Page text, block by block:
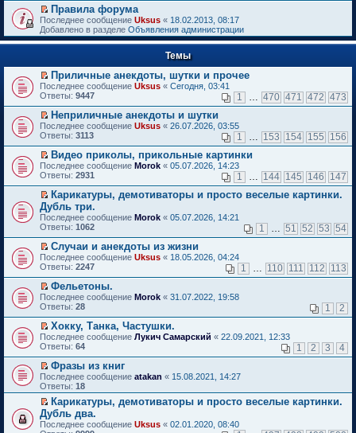
й
т
и
к
п
в
о
м
у
н
е
п
р
о
ч
и
т
а
н
н
о
м
у
с
о
о
щ
н
и
ю
П
е
р
е
т
и
к
п
р
в
о
м
у
н
е
п
р
о
ч
и
т
а
н
н
о
м
у
с
о
б
щ
е
н
и
ю
Правила форума
Последнее сообщение Uksus « 18.02.2013, 08:17
Добавлено в разделе Объявления администрации
Темы
П
е
е
й
т
и
к
п
е
р
в
о
м
у
н
е
п
р
о
и
т
а
н
н
о
м
у
с
о
о
б
щ
е
н
и
Приличные анекдоты, шутки и прочее
Последнее сообщение Uksus « Сегодня, 03:41
Ответы: 9447 1 470 471 472 473
П
е
е
й
т
и
к
п
е
р
в
о
м
у
н
е
п
р
о
и
т
а
н
н
о
м
у
с
о
о
б
Неприличные анекдоты и шутки
Последнее сообщение Uksus « 26.07.2026, 03:55
Ответы: 3113 1 153 154 155 156
П
е
е
й
т
и
к
п
е
р
в
о
м
у
н
е
п
р
о
и
т
а
н
н
о
м
у
Видео приколы, прикольные картинки
Последнее сообщение Morok « 05.07.2026, 14:23
Ответы: 2931 1 144 145 146 147
П
е
р
е
й
т
и
к
п
е
р
в
о
м
у
н
е
п
р
о
ч
и
т
а
Карикатуры, демотиваторы и просто веселые картинки.
Дубль три.
Последнее сообщение Morok « 05.07.2026, 14:21
Ответы: 1062 1 51 52 53 54
П
е
е
т
и
к
п
е
р
в
о
м
у
н
е
п
р
Случаи и анекдоты из жизни
Последнее сообщение Uksus « 18.05.2026, 04:24
Ответы: 2247 1 110 111 112 113
П
е
е
й
т
и
к
п
е
р
в
м
у
Фельетоны.
Последнее сообщение Morok « 31.07.2022, 19:58
Ответы: 28 1 2
П
е
е
т
и
п
е
р
Хокку, Танка, Частушки.
Последнее сообщение Лукич Самарский « 22.09.2021, 12:33
Ответы: 64 1 2 3 4
П
е
р
е
й
т
и
Фразы из книг
Последнее сообщение atakan « 15.08.2021, 14:27
Ответы: 18
П
е
р
Карикатуры, демотиваторы и просто веселые картинки.
Дубль два.
Последнее сообщение Uksus « 02.01.2020, 08:40